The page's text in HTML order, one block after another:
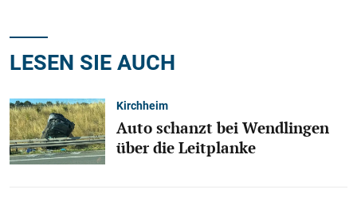
LESEN SIE AUCH
Kirchheim
Auto schanzt bei Wendlingen
über die Leitplanke